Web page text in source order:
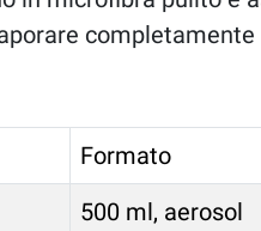
Formato
500 ml, aerosol